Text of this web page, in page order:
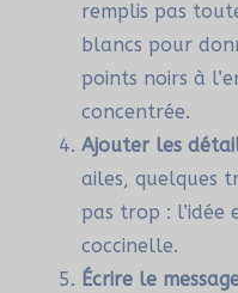
remplis pas
blancs pour
points noirs à
concentrée.
Ajouter les
ailes, quelques
pas trop : l’idée
coccinelle.
Écrire le